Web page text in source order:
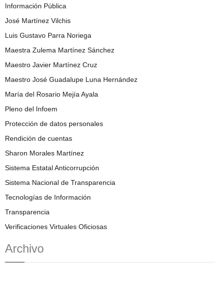
Información Pública
José Martínez Vilchis
Luis Gustavo Parra Noriega
Maestra Zulema Martínez Sánchez
Maestro Javier Martínez Cruz
Maestro José Guadalupe Luna Hernández
María del Rosario Mejía Ayala
Pleno del Infoem
Protección de datos personales
Rendición de cuentas
Sharon Morales Martínez
Sistema Estatal Anticorrupción
Sistema Nacional de Transparencia
Tecnologías de Información
Transparencia
Verificaciones Virtuales Oficiosas
Archivo